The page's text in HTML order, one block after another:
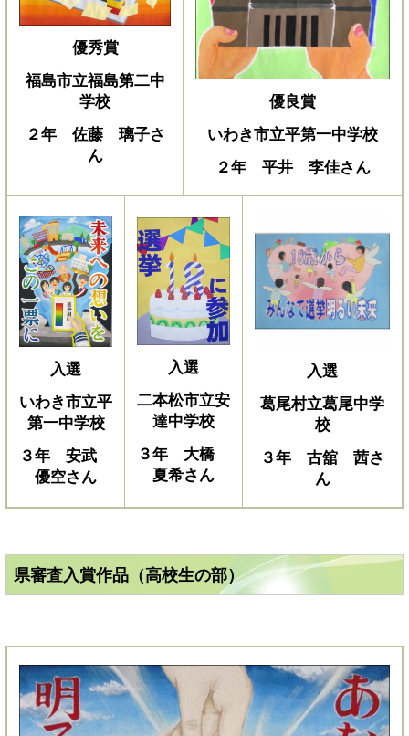
優秀賞
福島市立福島第二中
学校
２年 佐藤 璃子さ
ん
優良賞
いわき市立平第一中学校
２年 平井 李佳さん
入選
いわき市立平
第一中学校
３年 安武
優空さん
入選
二本松市立安
達中学校
３年 大橋
夏希さん
入選
葛尾村立葛尾中学
校
３年 古舘 茜さ
ん
県審査入賞作品（高校生の部）